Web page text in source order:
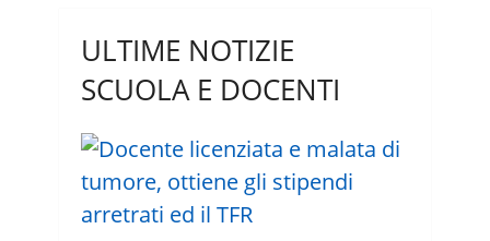
ULTIME NOTIZIE
SCUOLA E DOCENTI